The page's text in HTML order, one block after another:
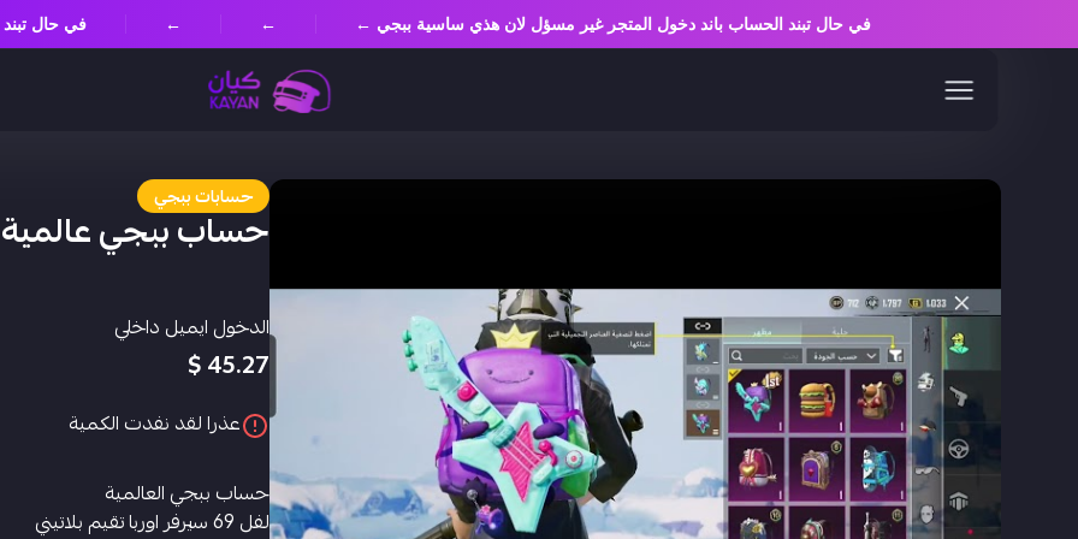
حسابات ببجي
حساب ببجي
الدخول ايميل داخلي
45.27 $
عذرا لقد نفدت الكمية
حساب ببجي العالمية
لفل 69 سيرفر اوربا تقيم بلاتيني
في حال تبند الحساب باند دخول المتجر غير مسؤل لان هذي ساسية ببجي ← في حال